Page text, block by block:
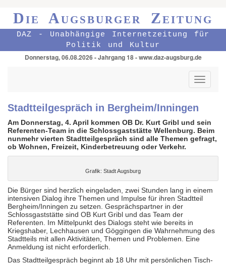
Die Augsburger Zeitung
DAZ - Unabhängige Internetzeitung für
Politik und Kultur
Donnerstag, 06.08.2026 - Jahrgang 18 - www.daz-augsburg.de
Toggle
Stadtteilgespräch in Bergheim/Inningen
Am Donnerstag, 4. April kommen OB Dr. Kurt Gribl und sein
Referenten-Team in die Schlossgaststätte Wellenburg. Beim
nunmehr vierten Stadtteilgespräch sind alle Themen gefragt,
ob Wohnen, Freizeit, Kinderbetreuung oder Verkehr.
Grafik: Stadt Augsburg
Die Bürger sind herzlich eingeladen, zwei Stunden lang in einem
intensiven Dialog ihre Themen und Impulse für ihren Stadtteil
Bergheim/Inningen zu setzen. Gesprächspartner in der
Schlossgaststätte sind OB Kurt Gribl und das Team der
Referenten. Im Mittelpunkt des Dialogs steht wie bereits in
Kriegshaber, Lechhausen und Göggingen die Wahrnehmung des
Stadtteils mit allen Aktivitäten, Themen und Problemen. Eine
Anmeldung ist nicht erforderlich.
Das Stadtteilgespräch beginnt ab 18 Uhr mit persönlichen Tisch-